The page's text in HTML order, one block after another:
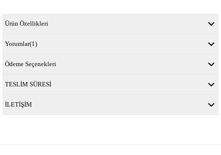
Ürün Özellikleri
Yorumlar(1)
Ödeme Seçenekleri
TESLİM SÜRESİ
İLETİŞİM